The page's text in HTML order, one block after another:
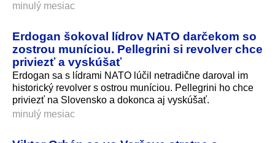
minulý mesiac
Erdogan šokoval lídrov NATO darčekom so
zostrou muníciou. Pellegrini si revolver chce
priviezť a vyskúšať
Erdogan sa s lídrami NATO lúčil netradične daroval im
historický revolver s ostrou muníciou. Pellegrini ho chce
priviezť na Slovensko a dokonca aj vyskúšať.
minulý mesiac